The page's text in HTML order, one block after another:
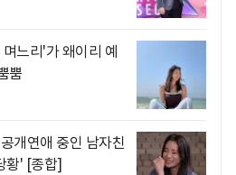
느리'가 왜이리 예
뿜
개연애 중인 남자친
황' [종합]